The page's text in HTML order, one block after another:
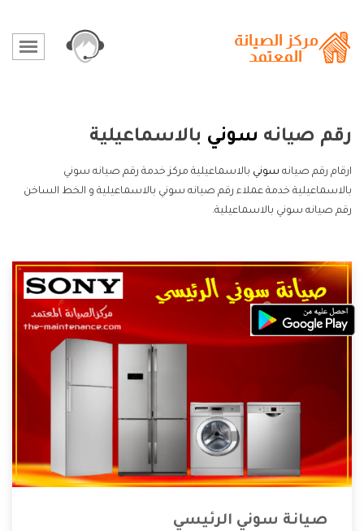
رقم صيانه سوني بالاسماعيلية
ارقام رقم صيانه سوني بالاسماعيلية مركز خدمة رقم صيانه سوني
بالاسماعيلية خدمة عملاء رقم صيانه سوني بالاسماعيلية و الخط الساخن
رقم صيانه سوني بالاسماعيلية.
صيانة سوني الرئيسي